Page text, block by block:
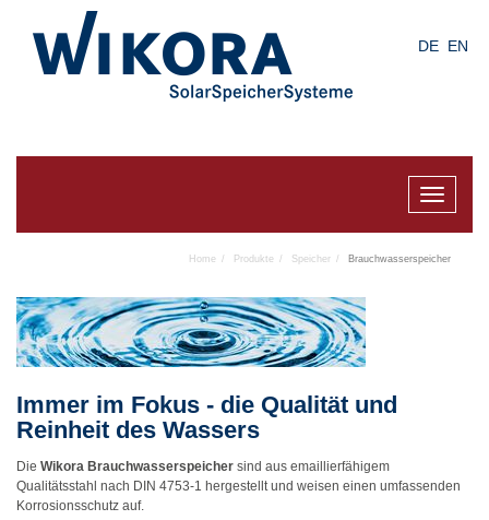
DE EN
Toggle
Home Produkte Speicher Brauchwasserspeicher
Immer im Fokus - die Qualität und
Reinheit des Wassers
Die Wikora Brauchwasserspeicher sind aus emaillierfähigem
Qualitätsstahl nach DIN 4753-1 hergestellt und weisen einen umfassenden
Korrosionsschutz auf.